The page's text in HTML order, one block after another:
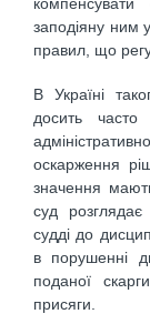
заподіяну ним
правил, що
В Україні
досить часто
оскарження
значення
суд розглядає
судді до
в порушенні
поданої
присяги.